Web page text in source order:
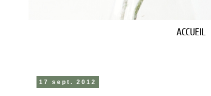
ACCUEIL
17 sept. 2012